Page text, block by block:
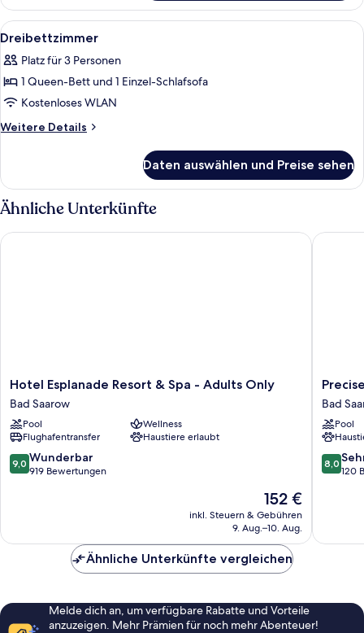
Alle
Fotos
für
Dreibettzimmer
anzeigen
Schreibtisch, schallisolierte Zimmer,
3
Dreibettzimmer
Platz für 3 Personen
1 Queen-Bett und 1 Einzel-Schlafsofa
Kostenloses WLAN
Weitere Details
Weitere
Daten auswählen und Preise sehen
Ähnliche Unterkünfte
Hotel
Esplanade
Resort
&
Spa
-
Adults
Hotel Esplanade Resort & Spa - Adults Only
Bad Saarow
Pool
Wellness
Flughafentransfer
Haustiere erlaubt
9.0
von
9,0 Wunderbar
919 Bewertungen
Der
Preis
beträgt
152 €
inkl. Steuern & Gebühren
9. Aug.–10. Aug.
Hotel Esplanade Resort & Spa - Adults Only
Precise
Resort
Bad
Saarow
am
Bad
Bad
Pool
8.0
von
8,0
120
Precise
Ähnliche Unterkünfte vergleichen
Melde dich an, um verfügbare Rabatte und Vorteile
anzuzeigen. Mehr Prämien für noch mehr Abenteuer!